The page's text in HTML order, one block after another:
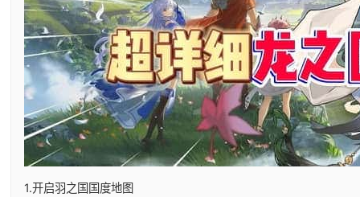
1.开启羽之国国度地图